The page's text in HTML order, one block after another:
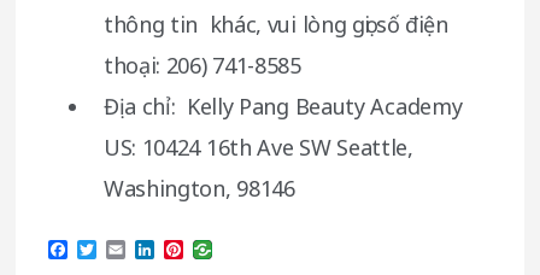
thông tin khác, vui lòng gọi số điện
thoại: 206) 741-8585
Địa chỉ: Kelly Pang Beauty Academy
US: 10424 16th Ave SW Seattle,
Washington, 98146
Facebook
Twitter
EmailLinkedIn
Pinterest